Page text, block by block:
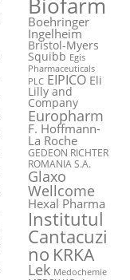
Biofarm
Boehringer
Ingelheim
Bristol-Myers
Squibb Egis
Pharmaceuticals
PLC EIPICO Eli
Lilly and
Company
Europharm
F. Hoffmann-
La Roche
GEDEON RICHTER
ROMANIA S.A.
Glaxo
Wellcome
Hexal Pharma
Institutul
Cantacuzi
no KRKA
Lek Medochemie